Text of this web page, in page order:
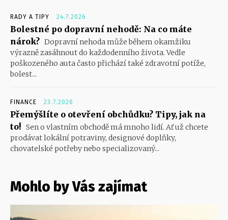
RADY A TIPY 24.7.2026
Bolestné po dopravní nehodě: Na co máte
nárok? Dopravní nehoda může během okamžiku
výrazně zasáhnout do každodenního života. Vedle
poškozeného auta často přichází také zdravotní potíže,
bolest...
FINANCE 23.7.2026
Přemýšlíte o otevření obchůdku? Tipy, jak na
to! Sen o vlastním obchodě má mnoho lidí. Ať už chcete
prodávat lokální potraviny, designové doplňky,
chovatelské potřeby nebo specializovaný...
Mohlo by Vás zajímat